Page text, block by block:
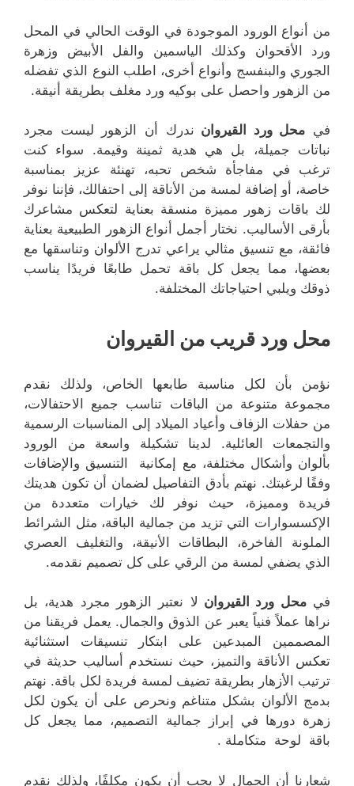
من أنواع الورود الموجودة في الوقت الحالي في المحل
ورد الأقحوان وكذلك الياسمين والفل الأبيض وزهرة
الجوري والبنفسج وأنواع أخرى، اطلب النوع الذي تفضله
من الزهور واحصل على بوكيه ورد مغلف بطريقة أنيقة.
في محل ورد القيروان ندرك أن الزهور ليست مجرد
نباتات جميلة، بل هي هدية ثمينة وقيمة. سواء كنت
ترغب في مفاجأة شخص تحبه، تهنئة عزيز بمناسبة
خاصة، أو إضافة لمسة من الأناقة إلى احتفالك، فإننا نوفر
لك باقات زهور مميزة منسقة بعناية لتعكس مشاعرك
بأرقى الأساليب. نختار أجمل أنواع الزهور الطبيعية بعناية
فائقة، مع تنسيق مثالي يراعي تدرج الألوان وتناسقها مع
بعضها، مما يجعل كل باقة تحمل طابعًا فريدًا يناسب
ذوقك ويلبي احتياجاتك المختلفة.
محل ورد قريب من القيروان
نؤمن بأن لكل مناسبة طابعها الخاص، ولذلك نقدم
مجموعة متنوعة من الباقات تناسب جميع الاحتفالات،
من حفلات الزفاف وأعياد الميلاد إلى المناسبات الرسمية
والتجمعات العائلية. لدينا تشكيلة واسعة من الورود
بألوان وأشكال مختلفة، مع إمكانية التنسيق والإضافات
وفقًا لرغبتك. نهتم بأدق التفاصيل لضمان أن تكون هديتك
فريدة ومميزة، حيث نوفر لك خيارات متعددة من
الإكسسوارات التي تزيد من جمالية الباقة، مثل الشرائط
الملونة الفاخرة، البطاقات الأنيقة، والتغليف العصري
الذي يضفي لمسة من الرقي على كل تصميم نقدمه.
فيمحل ورد القيروان لا نعتبر الزهور مجرد هدية، بل
نراها عملاً فنياً يعبر عن الذوق والجمال. يعمل فريقنا من
المصممين المبدعين على ابتكار تنسيقات استثنائية
تعكس الأناقة والتميز، حيث نستخدم أساليب حديثة في
ترتيب الأزهار بطريقة تضيف لمسة فريدة لكل باقة. نهتم
بدمج الألوان بشكل متناغم ونحرص على أن يكون لكل
زهرة دورها في إبراز جمالية التصميم، مما يجعل كل
باقة لوحة متكاملة .
شعارنا أن الجمال لا يجب أن يكون مكلفًا، ولذلك نقدم